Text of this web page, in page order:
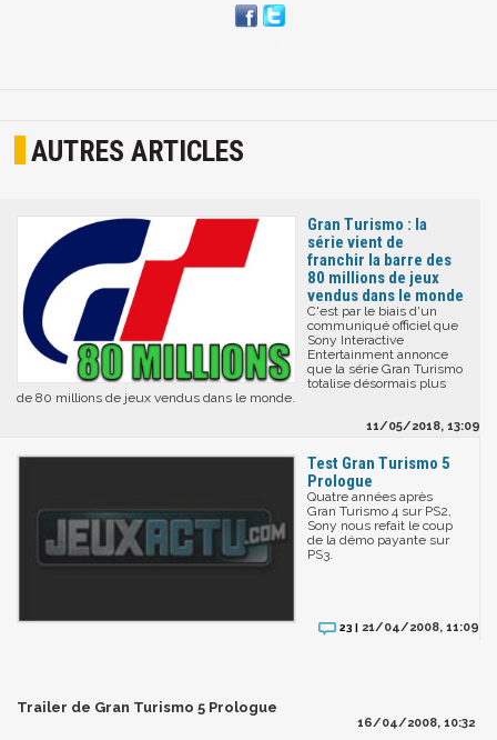
AUTRES ARTICLES
Gran Turismo : la
série vient de
franchir la barre des
80 millions de jeux
vendus dans le monde
C'est par le biais d'un
communiqué officiel que
Sony Interactive
Entertainment annonce
que la série Gran Turismo
totalise désormais plus
de 80 millions de jeux vendus dans le monde.
11/05/2018, 13:09
Test Gran Turismo 5
Prologue
Quatre années après
Gran Turismo 4 sur PS2,
Sony nous refait le coup
de la démo payante sur
PS3.
23 | 21/04/2008, 11:09
Trailer de Gran Turismo 5 Prologue
16/04/2008, 10:32